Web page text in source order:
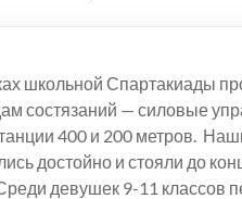
школьной Спартакиады
состязаний — силовые
400 и 200 метров.
достойно и стояли до
девушек 9-11 классов